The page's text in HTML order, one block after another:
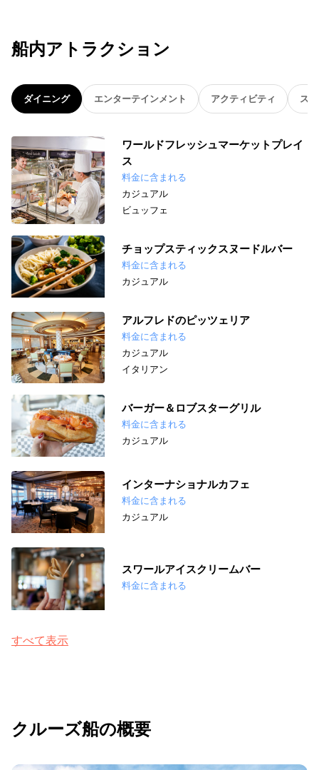
船内アトラクション
ダイニング エンターテインメント アクティビティ ス
ワールドフレッシュマーケットプレイ
ス
料金に含まれる
カジュアル
ビュッフェ
チョップスティックスヌードルバー
料金に含まれる
カジュアル
アルフレドのピッツェリア
料金に含まれる
カジュアル
イタリアン
バーガー＆ロブスターグリル
料金に含まれる
カジュアル
インターナショナルカフェ
料金に含まれる
カジュアル
スワールアイスクリームバー
料金に含まれる
すべて表示
クルーズ船の概要